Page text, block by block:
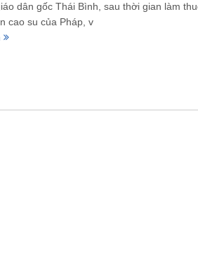
dân gốc Thái Bình, sau thời gian làm
cao su của Pháp, v